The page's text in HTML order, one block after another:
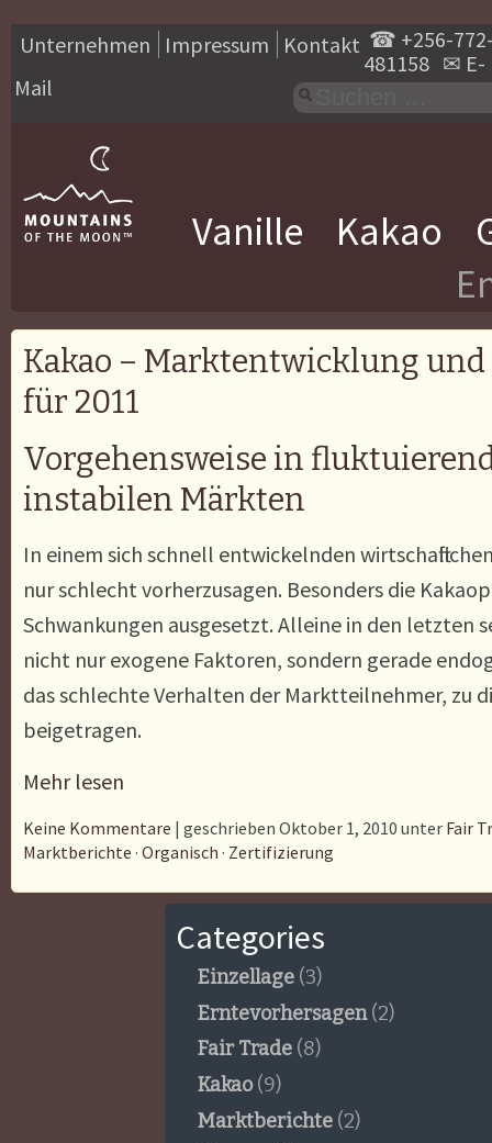
Unternehmen Impressum Kontakt ☎ +256-
481158 ✉ E-
Mail
Vanille Kakao
Kakao – Marktentwicklung
für 2011
Vorgehensweise in
instabilen Märkten
In einem sich schnell entwickelnden
nur schlecht vorherzusagen. Besonders die
Schwankungen ausgesetzt. Alleine in den letzten
nicht nur exogene Faktoren, sondern gerade
das schlechte Verhalten der Marktteilnehmer, zu
beigetragen.
Mehr lesen
Keine Kommentare | geschrieben Oktober 1, 2010 unter Fair
Marktberichte · Organisch · Zertifizierung
Categories
Einzellage (3)
Erntevorhersagen(2)
Fair Trade (8)
Kakao(9)
Marktberichte (2)